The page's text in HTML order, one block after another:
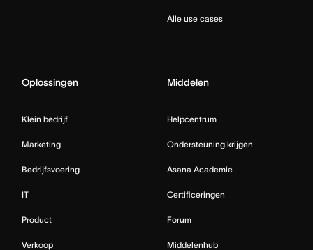
Alle use cases
Oplossingen
Klein bedrijf
Marketing
Bedrijfsvoering
IT
Product
Verkoop
Middelen
Helpcentrum
Ondersteuning krijgen
Asana Academie
Certificeringen
Forum
Middelenhub